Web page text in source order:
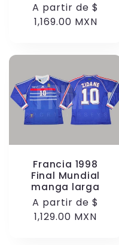
Precio
habitual
A partir de $
1,169.00 MXN
Francia 1998
Final Mundial
manga larga
Precio
habitual
A partir de $
1,129.00 MXN